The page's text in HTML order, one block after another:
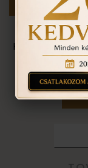
Személyes
Király u. 1/b